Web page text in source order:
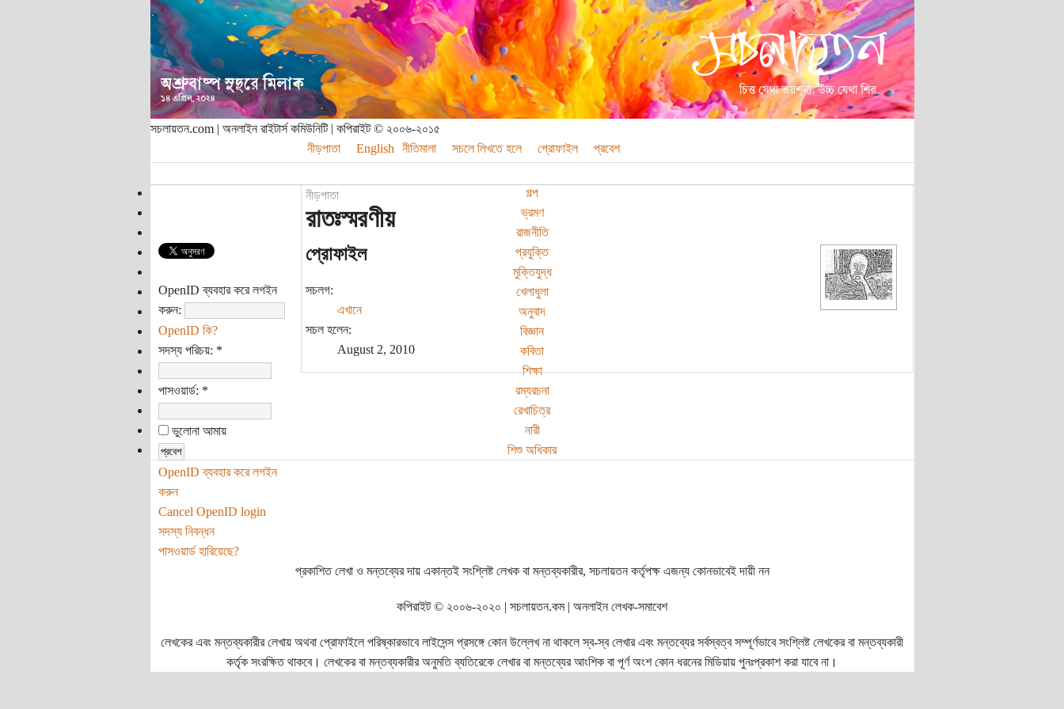
সচলায়তন.com | অনলাইন রাইটার্স কমিউনিটি | কপিরাইট © ২০০৬-২০১৫
নীড়পাতা
English নীতিমালা সচলে লিখতে হলে প্রোফাইল প্রবেশ
গল্প
ভ্রমণ
রাজনীতি
প্রযুক্তি
মুক্তিযুদ্ধ
খেলাধুলা
অনুবাদ
বিজ্ঞান
কবিতা
শিক্ষা
রম্যরচনা
রেখাচিত্র
নারী
শিশু অধিকার
OpenID ব্যবহার করে লগইন
করুন:
OpenID কি?
সদস্য পরিচয়: *
পাসওয়ার্ড: *
ভুলোনা আমায়
OpenID ব্যবহার করে লগইন
করুন
Cancel OpenID login
সদস্য নিবন্ধন
পাসওয়ার্ড হারিয়েছে?
নীড়পাতা
রাতঃস্মরণীয়
প্রোফাইল
সচলগ:
এখানে
সচল হলেন:
August 2, 2010
প্রকাশিত লেখা ও মন্তব্যের দায় একান্তই সংশ্লিষ্ট লেখক বা মন্তব্যকারীর, সচলায়তন কর্তৃপক্ষ এজন্য কোনভাবেই দায়ী নন
কপিরাইট © ২০০৬-২০২০ | সচলায়তন.কম | অনলাইন লেখক-সমাবেশ
লেখকের এবং মন্তব্যকারীর লেখায় অথবা প্রোফাইলে পরিষ্কারভাবে লাইসেন্স প্রসঙ্গে কোন উল্লেখ না থাকলে স্ব-স্ব লেখার এবং মন্তব্যের সর্বস্বত্ব সম্পূর্ণভাবে সংশ্লিষ্ট লেখকের বা মন্তব্যকারী
কর্তৃক সংরক্ষিত থাকবে। লেখকের বা মন্তব্যকারীর অনুমতি ব্যতিরেকে লেখার বা মন্তব্যের আংশিক বা পূর্ণ অংশ কোন ধরনের মিডিয়ায় পুনঃপ্রকাশ করা যাবে না।